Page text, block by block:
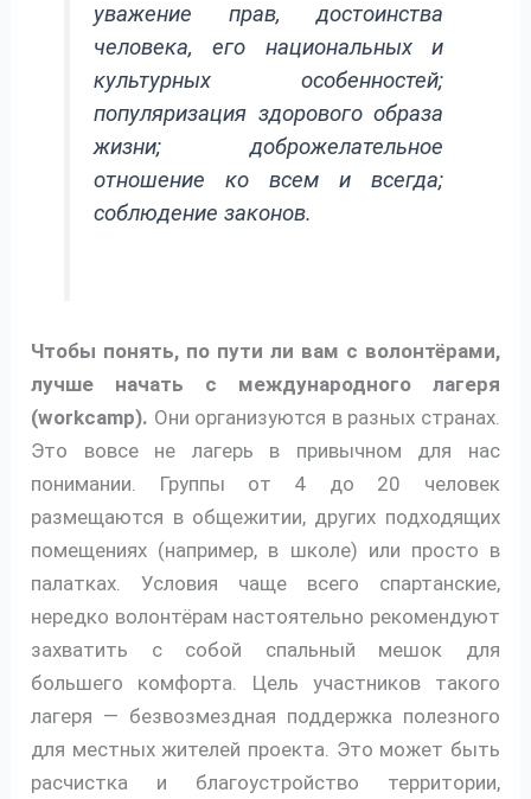
уважение прав, достоинства
человека, его национальных и
культурных особенностей;
популяризация здорового образа
жизни; доброжелательное
отношение ко всем и всегда;
соблюдение законов.
Чтобы понять, по пути ли вам с волонтёрами,
лучше начать с международного лагеря
(workcamp). Они организуются в разных странах.
Это вовсе не лагерь в привычном для нас
понимании. Группы от 4 до 20 человек
размещаются в общежитии, других подходящих
помещениях (например, в школе) или просто в
палатках. Условия чаще всего спартанские,
нередко волонтёрам настоятельно рекомендуют
захватить с собой спальный мешок для
большего комфорта. Цель участников такого
лагеря — безвозмездная поддержка полезного
для местных жителей проекта. Это может быть
расчистка и благоустройство территории,